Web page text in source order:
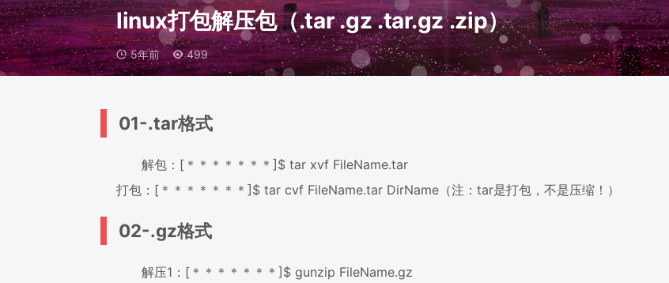
linux打包解压包（.tar .gz .tar.gz .zip）
5年前 499
01-.tar格式
解包：[＊＊＊＊＊＊＊]$ tar xvf FileName.tar
打包：[＊＊＊＊＊＊＊]$ tar cvf FileName.tar DirName（注：tar是打包，不是压缩！）
02-.gz格式
解压1：[＊＊＊＊＊＊＊]$ gunzip FileName.gz